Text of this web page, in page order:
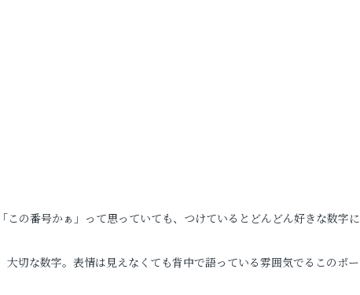
の番号かぁ」って思っていても、つけているとどんどん好きな数字に
切な数字。表情は見えなくても背中で語っている雰囲気でるこのポー